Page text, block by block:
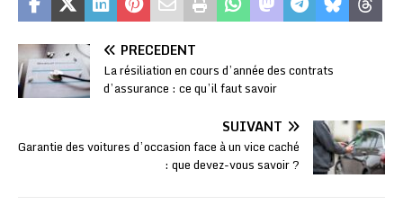
PRÉCÉDENT
La résiliation en cours d’année des contrats
d’assurance : ce qu’il faut savoir
SUIVANT
Garantie des voitures d’occasion face à un vice caché
: que devez-vous savoir ?